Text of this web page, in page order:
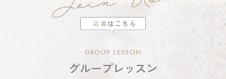
応募 はこちら
GROUP LESSON
グループレッスン